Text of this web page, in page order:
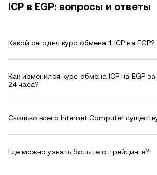
ICP в EGP: вопросы и ответы
Какой сегодня курс обмена 1 ICP на EGP?
Как изменился курс обмена ICP на EGP
24 часа?
Сколько всего Internet Computer
Где можно узнать больше о трейдинге?